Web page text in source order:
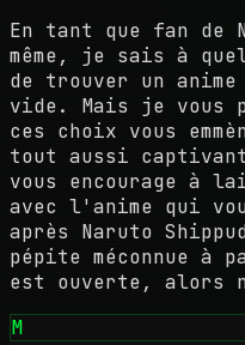
En tant que fan de
même, je sais à
de trouver un
vide. Mais je vous
ces choix vous
tout aussi
vous encourage à
avec l'anime qui
après Naruto
pépite méconnue à
est ouverte, alors
M